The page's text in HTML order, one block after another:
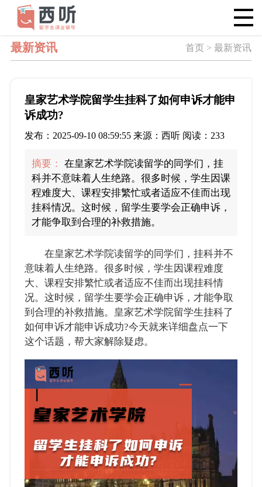
最新资讯 首页 > 最新资讯
皇家艺术学院留学生挂科了如何申诉才能申
诉成功?
发布：2025-09-10 08:59:55 来源：西听 阅读：233
摘要：
在皇家艺术学院读留学的同学们，挂
科并不意味着人生绝路。很多时候，学生因课
程难度大、课程安排繁忙或者适应不佳而出现
挂科情况。这时候，留学生要学会正确申诉，
才能争取到合理的补救措施。
在皇家艺术学院读留学的同学们，挂科并不
意味着人生绝路。很多时候，学生因课程难度
大、课程安排繁忙或者适应不佳而出现挂科情
况。这时候，留学生要学会正确申诉，才能争取
到合理的补救措施。皇家艺术学院留学生挂科了
如何申诉才能申诉成功?今天就来详细盘点一下
这个话题，帮大家解除疑虑。